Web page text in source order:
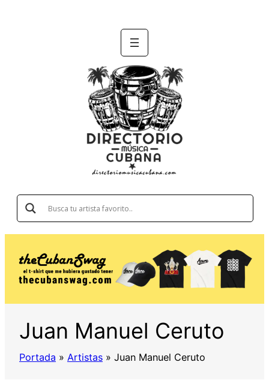
Juan Manuel Ceruto
Portada » Artistas » Juan Manuel Ceruto